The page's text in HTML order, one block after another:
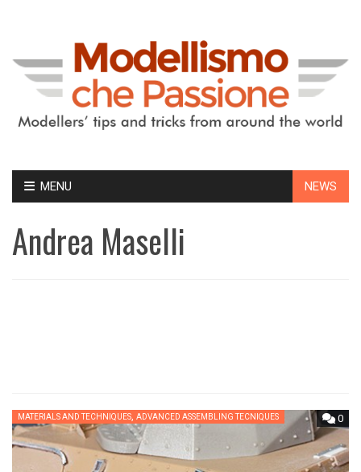
MENU NEWS
Andrea Maselli
0
MATERIALS AND TECHNIQUES ADVANCED ASSEMBLING TECNIQUES